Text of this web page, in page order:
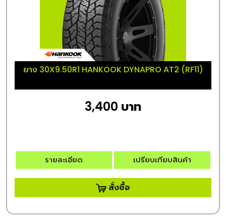
ยาง 30X9.50R1 HANKOOK DYNAPRO AT2 (RF11)
3,400 บาท
รายละเอียด เปรียบเทียบสินค้า
สั่งซื้อ